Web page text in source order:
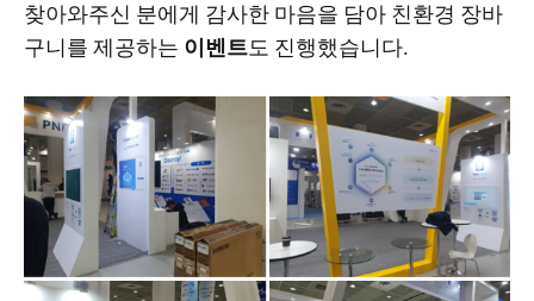
찾아와주신 분에게 감사한 마음을 담아 친환경 장바
구니를 제공하는 이벤트도 진행했습니다.